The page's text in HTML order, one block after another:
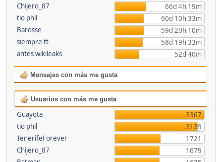
Chijero_87
66d 4h 19m
tio phil
60d 10h 33m
Barosse
59d 20h 10m
siempre tt
58d 19h 33m
antes wikileaks
52d 40m
Mensajes con más me gusta
Usuarios con más me gusta
Guayota
3367
tio phil
3139
TenerifeForever
1721
Chijero_87
1679